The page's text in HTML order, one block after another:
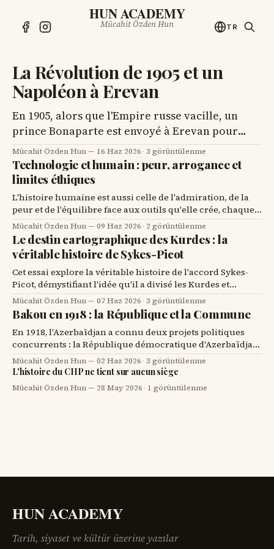
HUN ACADEMY
Mücahit Özden Hun TR
La Révolution de 1905 et un
Napoléon à Erevan
En 1905, alors que l'Empire russe vacille, un
prince Bonaparte est envoyé à Erevan pour
rétablir l'ordre dans une ville déchirée par les
conflits ethniques.
Mücahit Özden Hun 16 Haz 2026 ·3 görüntülenme
Technologie et humain : peur, arrogance et
limites éthiques
L'histoire humaine est aussi celle de l'admiration, de la
peur et de l'équilibre face aux outils qu'elle crée, chaque
invention majeure transformant notre relation au
monde.
Mücahit Özden Hun 09 Haz 2026 · 2 görüntülenme
Le destin cartographique des Kurdes : la
véritable histoire de Sykes-Picot
Cet essai explore la véritable histoire de l'accord Sykes-
Picot, démystifiant l'idée qu'il a divisé les Kurdes et
soulignant leur manque de représentation à l'époque.
Mücahit Özden Hun 07 Haz 2026 ·3 görüntülenme
Bakou en 1918 : la République et la Commune
En 1918, l'Azerbaïdjan a connu deux projets politiques
concurrents : la République démocratique d'Azerbaïdjan
et la Commune de Bakou, reflétant des visions différentes
pour l'avenir du Caucase du Sud.
Mücahit Özden Hun 02 Haz 2026 ·3 görüntülenme
L'histoire du CHP ne tient sur aucun siège
Mücahit Özden Hun 28 May 2026 · 1 görüntülenme
HUN ACADEMY
Tarih, siyaset ve kültür üzerine yazılar